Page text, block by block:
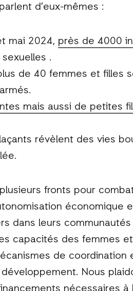
d’eux-mêmes :
mai 2024, près de 4000
.
de 40 femmes et filles
mais aussi de petites
révèlent des vies
fronts pour
dans leurs
capacités des femmes
de
Nous